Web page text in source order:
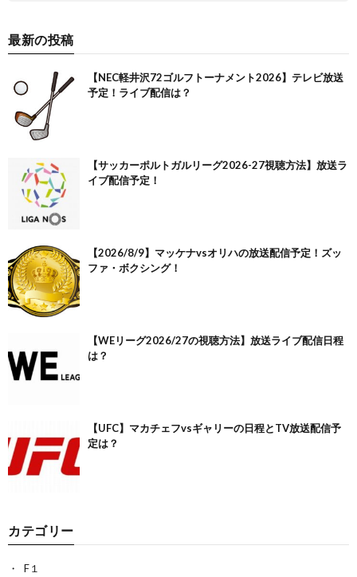
最新の投稿
【NEC軽井沢72ゴルフトーナメント2026】テレビ放送
予定！ライブ配信は？
【サッカーポルトガルリーグ2026-27視聴方法】放送ラ
イブ配信予定！
【2026/8/9】マッケナvsオリハの放送配信予定！ズッ
ファ・ボクシング！
【WEリーグ2026/27の視聴方法】放送ライブ配信日程
は？
【UFC】マカチェフvsギャリーの日程とTV放送配信予
定は？
カテゴリー
F１